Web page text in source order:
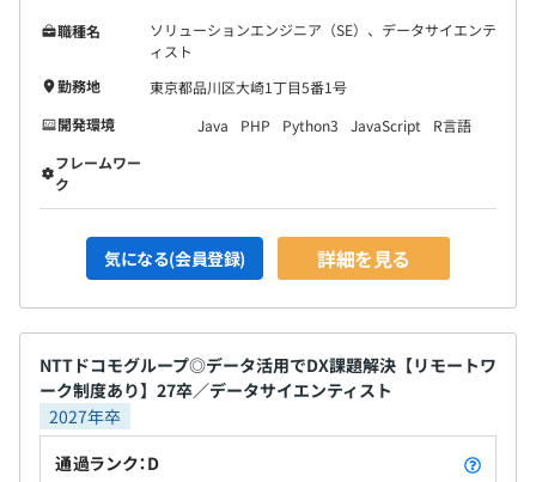
全社295名（2025年7月現在）
職種名
ソリューションエンジニア（SE）、データサイエンテ
ィスト
勤務地
東京都品川区大崎1丁目5番1号
開発環境
Java PHP Python3 JavaScript
R言語
フレームワー
ク
気になる(会員登録) 詳細を見る
NTTドコモグループ◎データ活用でDX課題解決【リモートワ
ーク制度あり】27卒／データサイエンティスト
2027年卒
通過ランク：D